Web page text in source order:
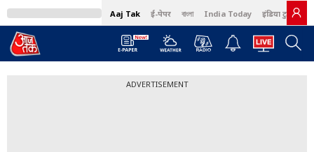
Aaj Tak ई-पेपर বাংলা India Today इंडिया टुडे हिंदी
ADVERTISEMENT